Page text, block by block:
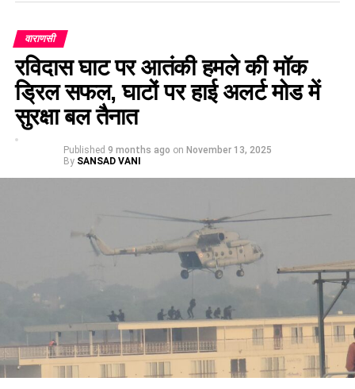
वाराणसी
रविदास घाट पर आतंकी हमले की मॉक
ड्रिल सफल, घाटों पर हाई अलर्ट मोड में
सुरक्षा बल तैनात
Published 9 months ago on November 13, 2025
By SANSAD VANI